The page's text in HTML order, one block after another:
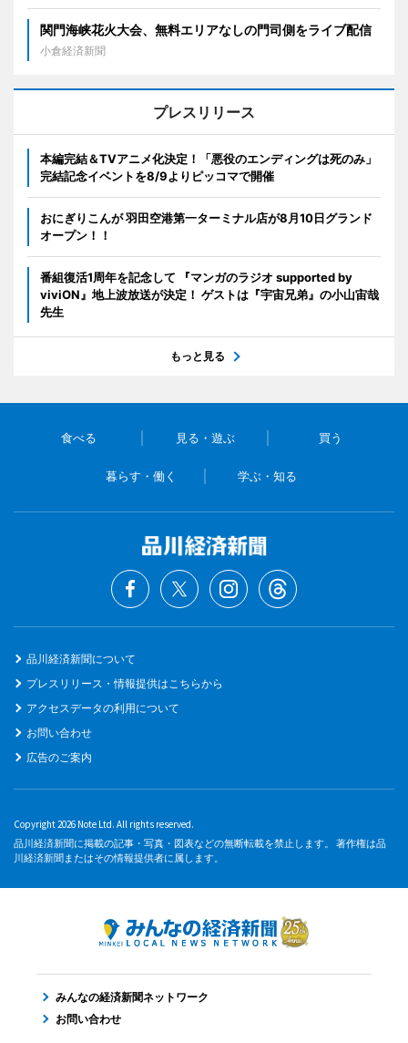
関門海峡花火大会、無料エリアなしの門司側をライブ配信
小倉経済新聞
プレスリリース
本編完結＆TVアニメ化決定！「悪役のエンディングは死のみ」
完結記念イベントを8/9よりピッコマで開催
おにぎりこんが 羽田空港第一ターミナル店が8月10日グランド
オープン！！
番組復活1周年を記念して 『マンガのラジオ supported by
viviON』地上波放送が決定！ ゲストは『宇宙兄弟』の小山宙哉
先生
もっと見る
食べる 見る・遊ぶ 買う
暮らす・働く 学ぶ・知る
品川経済新聞について
プレスリリース・情報提供はこちらから
アクセスデータの利用について
お問い合わせ
広告のご案内
Copyright 2026 Note Ltd. All rights reserved.
品川経済新聞に掲載の記事・写真・図表などの無断転載を禁止します。 著作権は品
川経済新聞またはその情報提供者に属します。
みんなの経済新聞ネットワーク
お問い合わせ